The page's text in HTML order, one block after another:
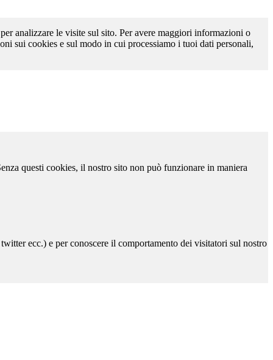
analizzare le visite sul sito. Per avere maggiori informazioni o
sui cookies e sul modo in cui processiamo i tuoi dati personali,
questi cookies, il nostro sito non può funzionare in maniera
ecc.) e per conoscere il comportamento dei visitatori sul nostro